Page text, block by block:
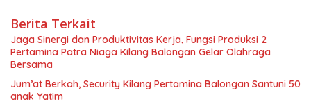
Berita Terkait
Jaga Sinergi dan Produktivitas Kerja, Fungsi Produksi 2
Pertamina Patra Niaga Kilang Balongan Gelar Olahraga
Bersama
Jum’at Berkah, Security Kilang Pertamina Balongan Santuni 50
anak Yatim